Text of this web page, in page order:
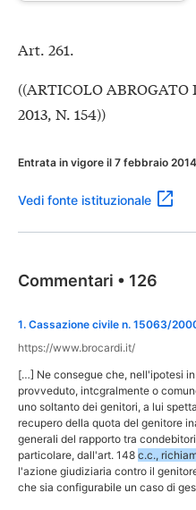
Art. 261.
((ARTICOLO
2013, N. 154))
Entrata in vigore il 7 febbraio 2014
Vedi fonte istituzionale
Commentari • 126
1. Cassazione civile n. 15063/
https://www.brocardi.it/
[…] Ne consegue che, nell'ipotesi
provveduto, intcgralmente o
uno soltanto dei genitori, a lui
recupero della quota del genitore
generali del rapporto tra
particolare, dall'art. 148 c.c.,
l'azione giudiziaria contro il
che sia configurabile un caso di